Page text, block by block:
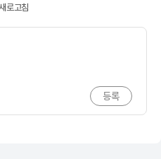
로고침